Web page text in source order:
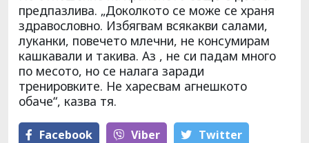
предпазлива. „Доколкото се може се храня
здравословно. Избягвам всякакви салами,
луканки, повечето млечни, не консумирам
кашкавали и такива. Аз , не си падам много
по месото, но се налага заради
тренировките. Не харесвам агнешкото
обаче“, казва тя.
Facebook Viber Тwitter